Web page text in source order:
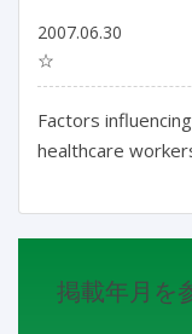
2007.06.30
☆
Factors
healthcare
掲載年月を